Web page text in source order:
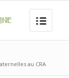
au CRA